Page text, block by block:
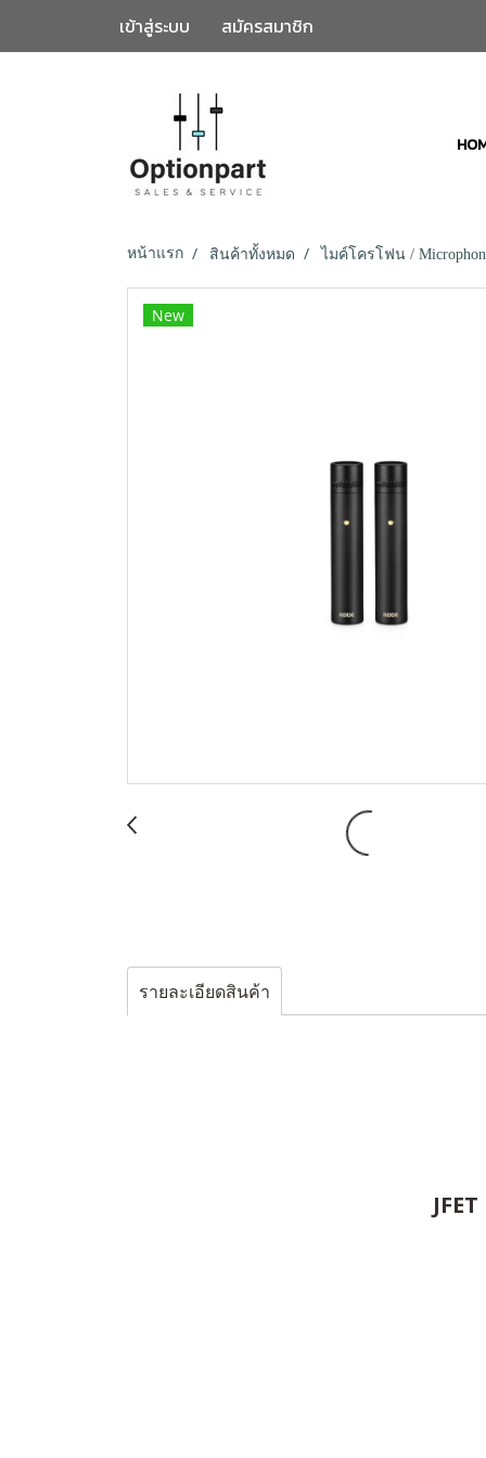
เข้าสู่ระบบ สมัครสมาชิก
หน้าแรก สินค้าทั้งหมด ไมค์โครโฟน /
New
รายละเอียดสินค้า